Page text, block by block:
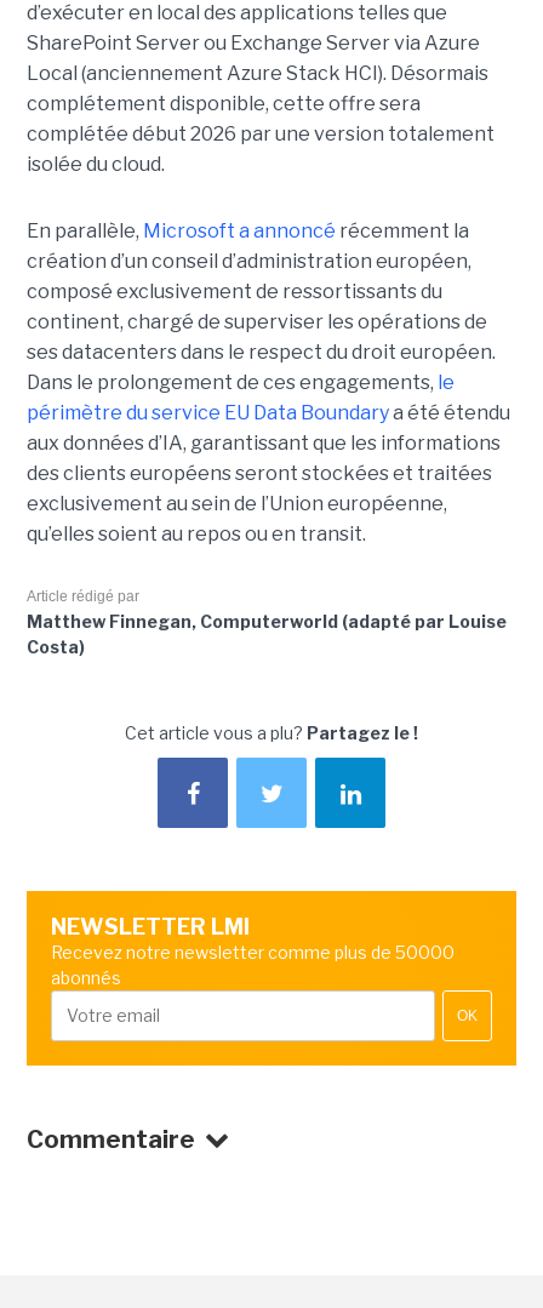
d’exécuter en local des applications telles que
SharePoint Server ou Exchange Server via Azure
Local (anciennement Azure Stack HCI). Désormais
complétement disponible, cette offre sera
complétée début 2026 par une version totalement
isolée du cloud.
En parallèle, Microsoft a annoncé récemment la
création d’un conseil d’administration européen,
composé exclusivement de ressortissants du
continent, chargé de superviser les opérations de
ses datacenters dans le respect du droit européen.
Dans le prolongement de ces engagements, le
périmètre du service EU Data Boundarya été étendu
aux données d’IA, garantissant que les informations
des clients européens seront stockées et traitées
exclusivement au sein de l’Union européenne,
qu’elles soient au repos ou en transit.
Article rédigé par
Matthew Finnegan, Computerworld (adapté par Louise
Costa)
Cet article vous a plu? Partagez le !
NEWSLETTER LMI
Recevez notre newsletter comme plus de 50000
abonnés
OK
Commentaire